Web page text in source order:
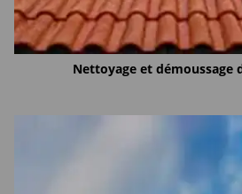
Nettoyage et démoussage